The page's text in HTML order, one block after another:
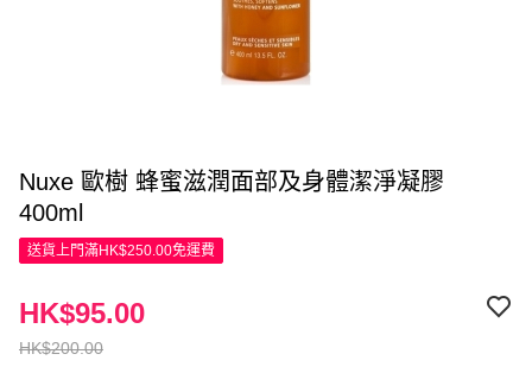
Nuxe 歐樹 蜂蜜滋潤面部及身體潔淨凝膠
400ml
送貨上門滿HK$250.00免運費
HK$200.00
HK$95.00